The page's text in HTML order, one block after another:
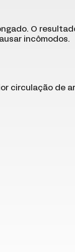
O
incômodos.
de